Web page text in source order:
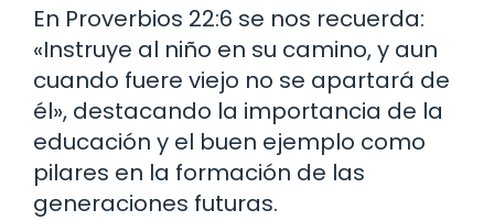
En Proverbios 22:6 se nos recuerda:
«Instruye al niño en su camino, y aun
cuando fuere viejo no se apartará de
él», destacando la importancia de la
educación y el buen ejemplo como
pilares en la formación de las
generaciones futuras.